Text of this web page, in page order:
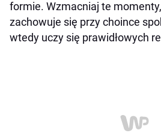
formie. Wzmacniaj te
zachowuje się przy choince
wtedy uczy się prawidłowych